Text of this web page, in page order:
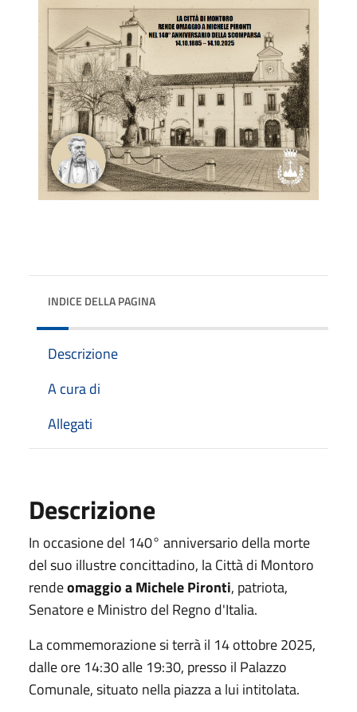
INDICE DELLA PAGINA
Descrizione
A cura di
Allegati
Descrizione
In occasione del 140° anniversario della morte
del suo illustre concittadino, la Città di Montoro
rendeomaggio a Michele Pironti, patriota,
Senatore e Ministro del Regno d'Italia.
La commemorazione si terrà il 14 ottobre 2025,
dalle ore 14:30 alle 19:30, presso il Palazzo
Comunale, situato nella piazza a lui intitolata.